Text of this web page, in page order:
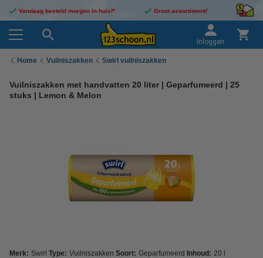
Vandaag besteld morgen in huis!* Groot assortiment!
Inloggen
Home Vuilniszakken Swirl vuilniszakken
Vuilniszakken met handvatten 20 liter | Geparfumeerd | 25
stuks | Lemon & Melon
Merk: Swirl Type: Vuilniszakken Soort: Geparfumeerd Inhoud: 20 l